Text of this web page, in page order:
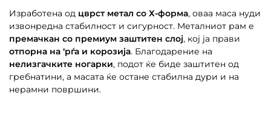
Изработена од цврст метал со Х-форма, оваа маса нуди
извонредна стабилност и сигурност. Металниот рам е
премачкан со премиум заштитен слој, кој ја прави
отпорна на ‘рѓа и корозија. Благодарение на
нелизгачките ногарки, подот ќе биде заштитен од
гребнатини, а масата ќе остане стабилна дури и на
нерамни површини.